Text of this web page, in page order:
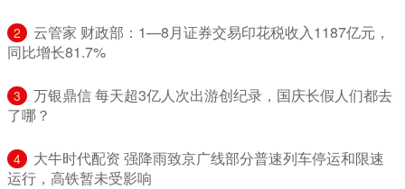
2
​云管家 财政部：1—8月证券交易印花税收入1187亿元，
同比增长81.7%
3
​万银鼎信 每天超3亿人次出游创纪录，国庆长假人们都去
了哪？
4
​大牛时代配资 强降雨致京广线部分普速列车停运和限速
运行，高铁暂未受影响